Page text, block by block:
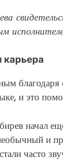
карьера
и это
начал
и
часто